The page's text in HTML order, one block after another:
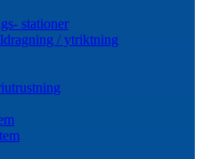
stationer
/ ytriktning